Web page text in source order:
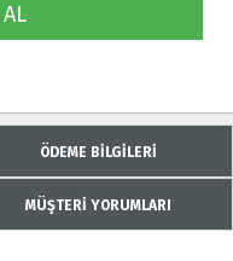
ÖDEME BİLGİLERİ
MÜŞTERİ YORUMLARI